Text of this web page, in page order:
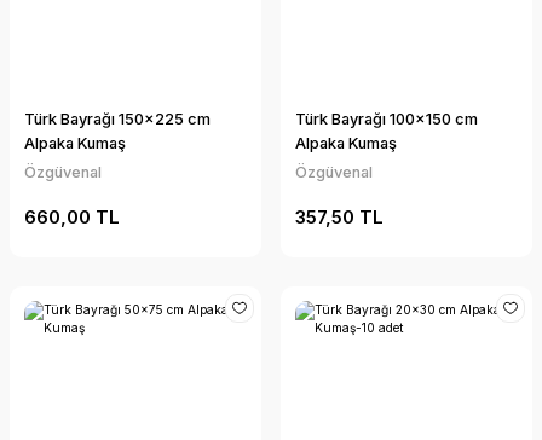
Türk Bayrağı 150x225 cm
Alpaka Kumaş
Özgüvenal
660,00 TL
Türk Bayrağı 100x150 cm
Alpaka Kumaş
Özgüvenal
357,50 TL